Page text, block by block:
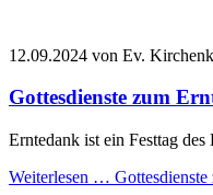
12.09.2024 von Ev.
Gottesdienste zum
Erntedank ist ein Festtag
Weiterlesen …